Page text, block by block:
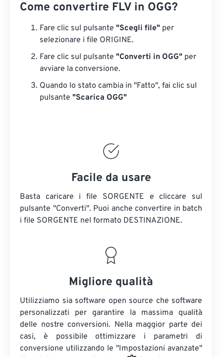
Come convertire FLV in OGG?
Fare clic sul pulsante "Scegli file" per
selezionare i file ORIGINE.
Fare clic sul pulsante "Converti in OGG" per
avviare la conversione.
Quando lo stato cambia in "Fatto", fai clic sul
pulsante "Scarica OGG"
Facile da usare
Basta caricare i file SORGENTE e cliccare sul
pulsante "Converti". Puoi anche convertire in batch
i file SORGENTE nel formato DESTINAZIONE.
Migliore qualità
Utilizziamo sia software open source che software
personalizzati per garantire la massima qualità
delle nostre conversioni. Nella maggior parte dei
casi, è possibile ottimizzare i parametri di
conversione utilizzando le "Impostazioni avanzate"